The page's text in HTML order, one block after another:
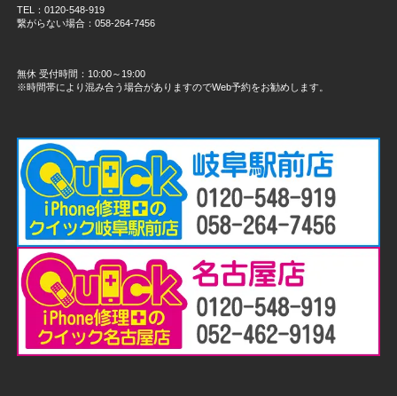
TEL：0120-548-919
繋がらない場合：058-264-7456
無休 受付時間：10:00～19:00
※時間帯により混み合う場合がありますのでWeb予約をお勧めします。